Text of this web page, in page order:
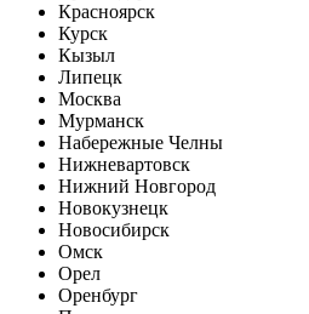
Красноярск
Курск
Кызыл
Липецк
Москва
Мурманск
Набережные Челны
Нижневартовск
Нижний Новгород
Новокузнецк
Новосибирск
Омск
Орел
Оренбург